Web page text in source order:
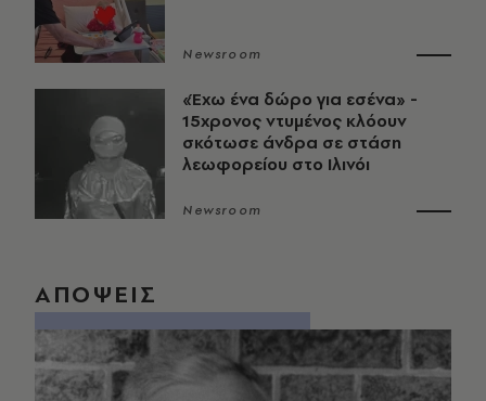
Newsroom
«Έχω ένα δώρο για εσένα» -
15χρονος ντυμένος κλόουν
σκότωσε άνδρα σε στάση
λεωφορείου στο Ιλινόι
Newsroom
ΑΠΟΨΕΙΣ